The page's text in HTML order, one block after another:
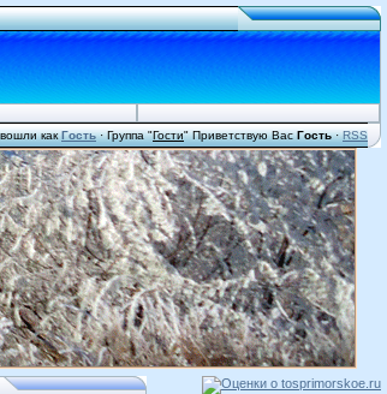
как Гость·Группа"Гости"Приветствую ВасГость·RSS